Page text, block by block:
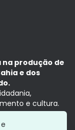
produção de
e dos
e cultura.
presente,